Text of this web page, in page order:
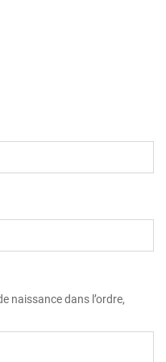
naissance dans l’ordre,